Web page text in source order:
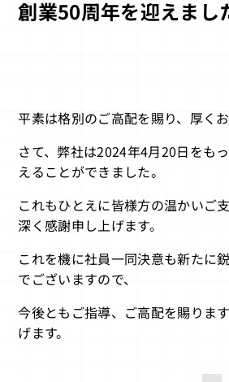
創業50周年を迎えまし
平素は格別のご高配を賜り、厚くお
さて、弊社は2024年4月20日をも
えることができました。
これもひとえに皆様方の温かいご
深く感謝申し上げます。
これを機に社員一同決意も新たに
でございますので、
今後ともご指導、ご高配を賜りま
げます。